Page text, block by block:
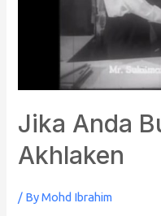
Jika Anda
Akhlaken
/ ByMohd Ibrahim